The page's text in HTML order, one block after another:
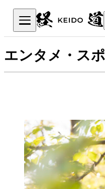
索:
エンタメ・ス